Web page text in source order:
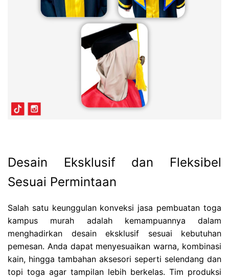
Desain Eksklusif dan Fleksibel
Sesuai Permintaan
Salah satu keunggulan konveksi jasa pembuatan toga
kampus murah adalah kemampuannya dalam
menghadirkan desain eksklusif sesuai kebutuhan
pemesan. Anda dapat menyesuaikan warna, kombinasi
kain, hingga tambahan aksesori seperti selendang dan
topi toga agar tampilan lebih berkelas. Tim produksi